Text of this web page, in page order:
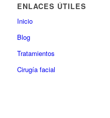
ENLACES ÚTILES
Inicio
Blog
Tratamientos
Cirugía facial